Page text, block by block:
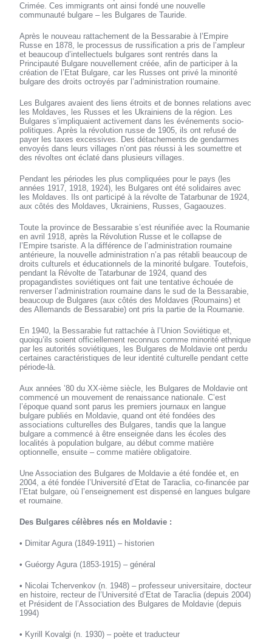
Crimée. Ces immigrants ont ainsi fondé une nouvelle
communauté bulgare – les Bulgares de Tauride.
Après le nouveau rattachement de la Bessarabie à l’Empire
Russe en 1878, le processus de russification a pris de l’ampleur
et beaucoup d’intellectuels bulgares sont rentrés dans la
Principauté Bulgare nouvellement créée, afin de participer à la
création de l’Etat Bulgare, car les Russes ont privé la minorité
bulgare des droits octroyés par l’administration roumaine.
Les Bulgares avaient des liens étroits et de bonnes relations avec
les Moldaves, les Russes et les Ukrainiens de la région. Les
Bulgares s’impliquaient activement dans les événements socio-
politiques. Après la révolution russe de 1905, ils ont refusé de
payer les taxes excessives. Des détachements de gendarmes
envoyés dans leurs villages n’ont pas réussi à les soumettre et
des révoltes ont éclaté dans plusieurs villages.
Pendant les périodes les plus compliquées pour le pays (les
années 1917, 1918, 1924), les Bulgares ont été solidaires avec
les Moldaves. Ils ont participé à la révolte de Tatarbunar de 1924,
aux côtés des Moldaves, Ukrainiens, Russes, Gagaouzes.
Toute la province de Bessarabie s’est réunifiée avec la Roumanie
en avril 1918, après la Révolution Russe et le collapse de
l’Empire tsariste. A la différence de l’administration roumaine
antérieure, la nouvelle administration n’a pas rétabli beaucoup de
droits culturels et éducationnels de la minorité bulgare. Toutefois,
pendant la Révolte de Tatarbunar de 1924, quand des
propagandistes soviétiques ont fait une tentative échouée de
renverser l’administration roumaine dans le sud de la Bessarabie,
beaucoup de Bulgares (aux côtés des Moldaves (Roumains) et
des Allemands de Bessarabie) ont pris la partie de la Roumanie.
En 1940, la Bessarabie fut rattachée à l’Union Soviétique et,
quoiqu’ils soient officiellement reconnus comme minorité ethnique
par les autorités soviétiques, les Bulgares de Moldavie ont perdu
certaines caractéristiques de leur identité culturelle pendant cette
période-là.
Aux années ’80 du XX-ième siècle, les Bulgares de Moldavie ont
commencé un mouvement de renaissance nationale. C’est
l’époque quand sont parus les premiers journaux en langue
bulgare publiés en Moldavie, quand ont été fondées des
associations culturelles des Bulgares, tandis que la langue
bulgare a commencé à être enseignée dans les écoles des
localités à population bulgare, au début comme matière
optionnelle, ensuite – comme matière obligatoire.
Une Association des Bulgares de Moldavie a été fondée et, en
2004, a été fondée l’Université d’Etat de Taraclia, co-financée par
l’Etat bulgare, où l’enseignement est dispensé en langues bulgare
et roumaine.
Des Bulgares célèbres nés en Moldavie :
• Dimitar Agura (1849-1911) – historien
• Guéorgy Agura (1853-1915) – général
• Nicolai Tchervenkov (n. 1948) – professeur universitaire, docteur
en histoire, recteur de l’Université d’Etat de Taraclia (depuis 2004)
et Président de l’Association des Bulgares de Moldavie (depuis
1994)
• Kyrill Kovalgi (n. 1930) – poète et traducteur